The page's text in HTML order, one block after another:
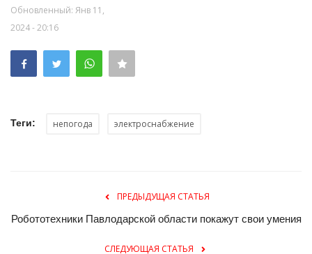
Обновленный: Янв 11,
2024 - 20:16
Теги: непогода электроснабжение
ПРЕДЫДУЩАЯ СТАТЬЯ
Робототехники Павлодарской области покажут свои умения
СЛЕДУЮЩАЯ СТАТЬЯ